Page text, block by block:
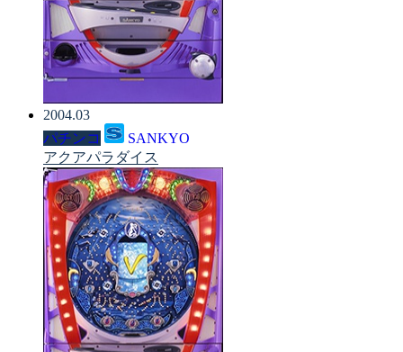
2004.03
パチンコ
SANKYO
アクアパラダイス